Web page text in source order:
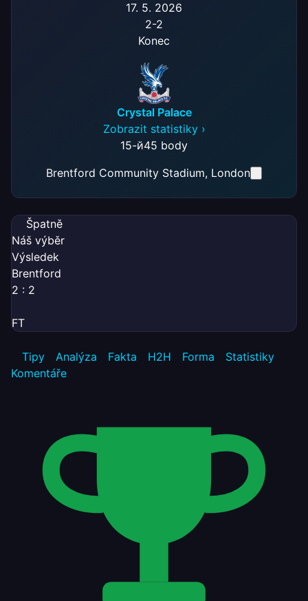
17. 5. 2026
2-2
Konec
Crystal Palace
Zobrazit statistiky ›
15-й45 body
Brentford Community Stadium, London
Špatně
Náš výběr
Výsledek
Brentford
2 : 2
FT
Tipy Analýza Fakta H2H Forma
Statistiky
Komentáře